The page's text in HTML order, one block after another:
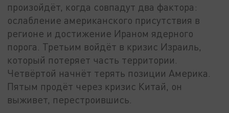
произойдёт, когда совпадут два фактора:
ослабление американского присутствия в
регионе и достижение Ираном ядерного
порога. Третьим войдёт в кризис Израиль,
который потеряет часть территории.
Четвёртой начнёт терять позиции Америка.
Пятым продёт через кризис Китай, он
выживет, перестроившись.